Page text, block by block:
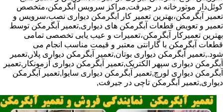
کوئل‌دار موتورخانه در جیرفت,مراکز سرویس آبگرمکن،متخصص
تعمیر آبگرمکن،بهترین تعمیر کار ابگرمکن دیواری نصب،سرویس و
تعمیر و تعویض قطعات آبگرمکن های دیواری,تعمیر آبگرمکن توسط
بهترین تعمیرکار آبگرمکن،تعمیرات و عیب یابی تخصصی تمامی
قطعات آبگرمکن با گارانتی معتبر و قیمت مناسب انجام می
شود.,تعمیر آبگرمکن دیواری بوتان,تعمیر آبگرمکن دیواری پلار,تعمیر
آبگرمکن دیواری سپهر الکتریک,تعمیر آبگرمکن دیواری آزمونکار,تعمیر
آبگرمکن دیواری لورچ,تعمیر آبگرمکن دیواری سایوا,تعمیر آبگرمکن
دیواری,تعمیر آبگرمکن تاچی در جیرفت,